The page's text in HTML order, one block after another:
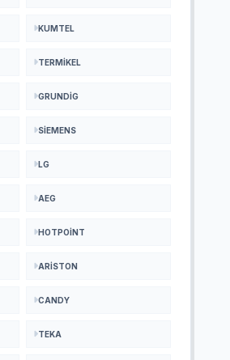
KUMTEL
TERMIKEL
GRUNDIG
SIEMENS
LG
AEG
HOTPOINT
ARISTON
CANDY
TEKA